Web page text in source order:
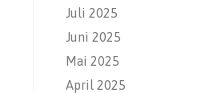
Juli 2025
Juni 2025
Mai 2025
April 2025